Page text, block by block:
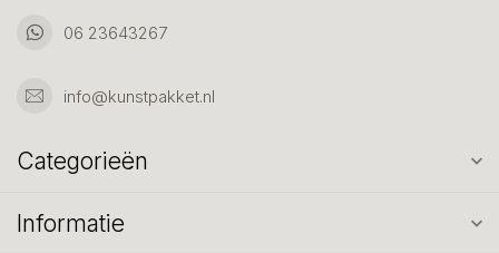
06 23643267
info@kunstpakket.nl
Categorieën
Informatie